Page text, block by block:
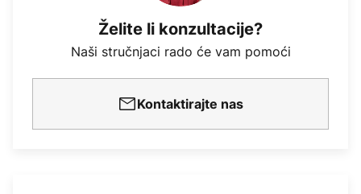
Želite li konzultacije?
Naši stručnjaci rado će vam pomoći
Kontaktirajte nas